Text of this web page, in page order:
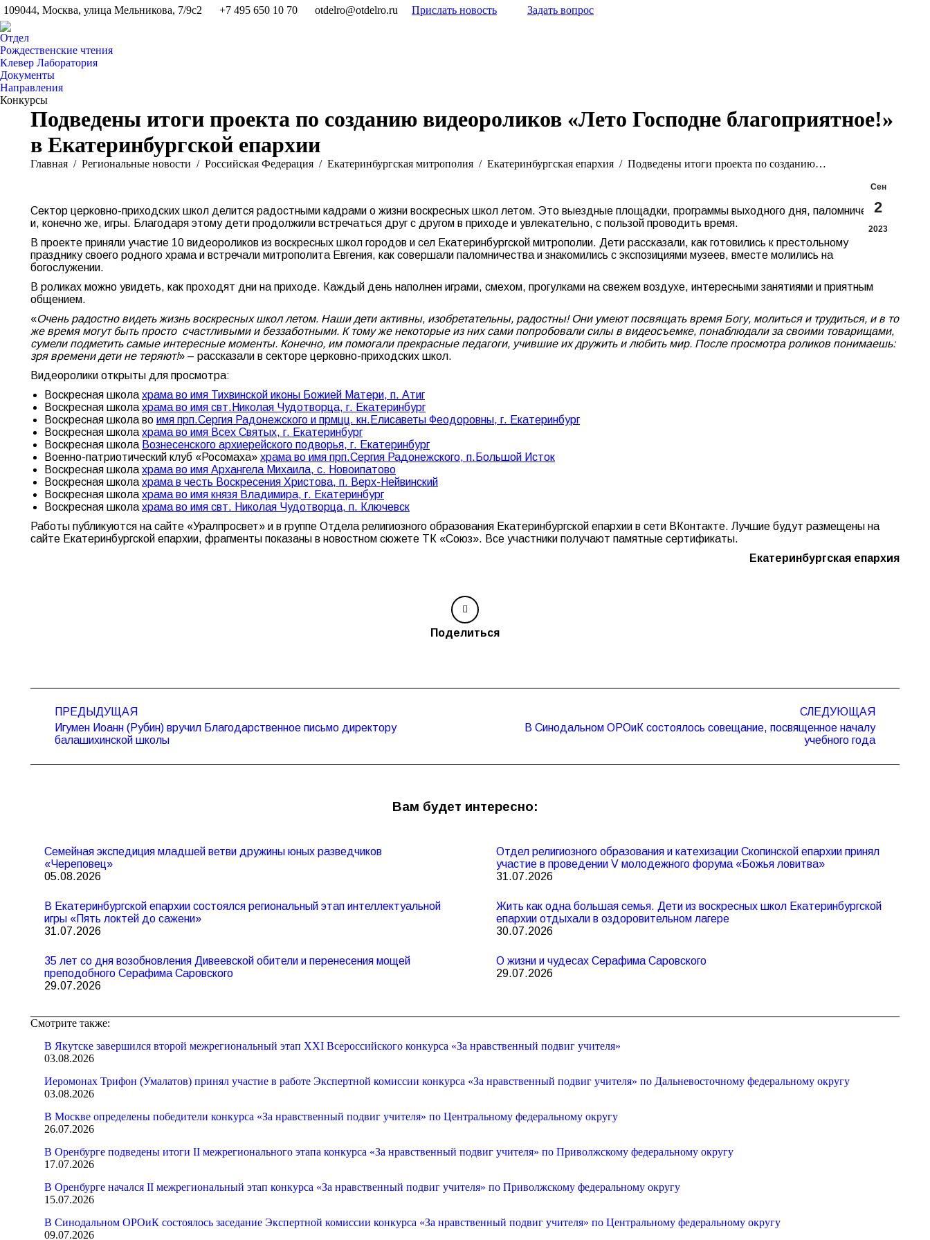
109044, Москва, улица Мельникова, 7/9с2 +7 495 650 10 70 otdelro@otdelro.ru Прислать новость Задать вопрос
Отдел
Рождественские чтения
Клевер Лаборатория
Документы
Направления
Конкурсы
Подведены итоги проекта по созданию видеороликов «Лето Господне благоприятное!»
в Екатеринбургской епархии
Вы здесь:
Главная Pегиональные новости Российская Федерация Екатеринбургская митрополия Екатеринбургская епархия Подведены итоги проекта по созданию…
Сен
2
2023
Сектор церковно-приходских школ делится радостными кадрами о жизни воскресных школ летом. Это выездные площадки, программы выходного дня, паломничества
и, конечно же, игры. Благодаря этому дети продолжили встречаться друг с другом в приходе и увлекательно, с пользой проводить время.
В проекте приняли участие 10 видеороликов из воскресных школ городов и сел Екатеринбургской митрополии. Дети рассказали, как готовились к престольному
празднику своего родного храма и встречали митрополита Евгения, как совершали паломничества и знакомились с экспозициями музеев, вместе молились на
богослужении.
В роликах можно увидеть, как проходят дни на приходе. Каждый день наполнен играми, смехом, прогулками на свежем воздухе, интересными занятиями и приятным
общением.
«Очень радостно видеть жизнь воскресных школ летом. Наши дети активны, изобретательны, радостны! Они умеют посвящать время Богу, молиться и трудиться, и в то
же время могут быть просто счастливыми и беззаботными. К тому же некоторые из них сами попробовали силы в видеосъемке, понаблюдали за своими товарищами,
сумели подметить самые интересные моменты. Конечно, им помогали прекрасные педагоги, учившие их дружить и любить мир. После просмотра роликов понимаешь:
зря времени дети не теряют!» – рассказали в секторе церковно-приходских школ.
Видеоролики открыты для просмотра:
Воскресная школа храма во имя Тихвинской иконы Божией Матери, п. Атиг
Воскресная школа храма во имя свт.Николая Чудотворца, г. Екатеринбург
Воскресная школа во имя прп.Сергия Радонежского и прмцц. кн.Елисаветы Феодоровны, г. Екатеринбург
Воскресная школа храма во имя Всех Святых, г. Екатеринбург
Воскресная школа Вознесенского архиерейского подворья, г. Екатеринбург
Военно-патриотический клуб «Росомаха» храма во имя прп.Сергия Радонежского, п.Большой Исток
Воскресная школа храма во имя Архангела Михаила, с. Новоипатово
Воскресная школа храма в честь Воскресения Христова, п. Верх-Нейвинский
Воскресная школа храма во имя князя Владимира, г. Екатеринбург
Воскресная школа храма во имя свт. Николая Чудотворца, п. Ключевск
Работы публикуются на сайте «Уралпросвет» и в группе Отдела религиозного образования Екатеринбургской епархии в сети ВКонтакте. Лучшие будут размещены на
сайте Екатеринбургской епархии, фрагменты показаны в новостном сюжете ТК «Союз». Все участники получают памятные сертификаты.
Екатеринбургская епархия
Поделиться
записям
ПРЕДЫДУЩАЯ
Предыдущая
запись:
Игумен Иоанн (Рубин) вручил Благодарственное письмо директору
балашихинской школы
СЛЕДУЮЩАЯ
СледующаяВ Синодальном ОРОиК состоялось совещание, посвященное началу
учебного года
Вам будет интересно:
Семейная экспедиция младшей ветви дружины юных разведчиков
«Череповец»
05.08.2026
Отдел религиозного образования и катехизации Скопинской епархии принял
участие в проведении V молодежного форума «Божья ловитва»
31.07.2026
В Екатеринбургской епархии состоялся региональный этап интеллектуальной
игры «Пять локтей до сажени»
31.07.2026
Жить как одна большая семья. Дети из воскресных школ Екатеринбургской
епархии отдыхали в оздоровительном лагере
30.07.2026
35 лет со дня возобновления Дивеевской обители и перенесения мощей
преподобного Серафима Саровского
29.07.2026
О жизни и чудесах Серафима Саровского
29.07.2026
Смотрите также:
В Якутске завершился второй межрегиональный этап XXI Всероссийского конкурса «За нравственный подвиг учителя»
03.08.2026
Иеромонах Трифон (Умалатов) принял участие в работе Экспертной комиссии конкурса «За нравственный подвиг учителя» по Дальневосточному федеральному округу
03.08.2026
В Москве определены победители конкурса «За нравственный подвиг учителя» по Центральному федеральному округу
26.07.2026
В Оренбурге подведены итоги II межрегионального этапа конкурса «За нравственный подвиг учителя» по Приволжскому федеральному округу
17.07.2026
В Оренбурге начался II межрегиональный этап конкурса «За нравственный подвиг учителя» по Приволжскому федеральному округу
15.07.2026
В Синодальном ОРОиК состоялось заседание Экспертной комиссии конкурса «За нравственный подвиг учителя» по Центральному федеральному округу
09.07.2026